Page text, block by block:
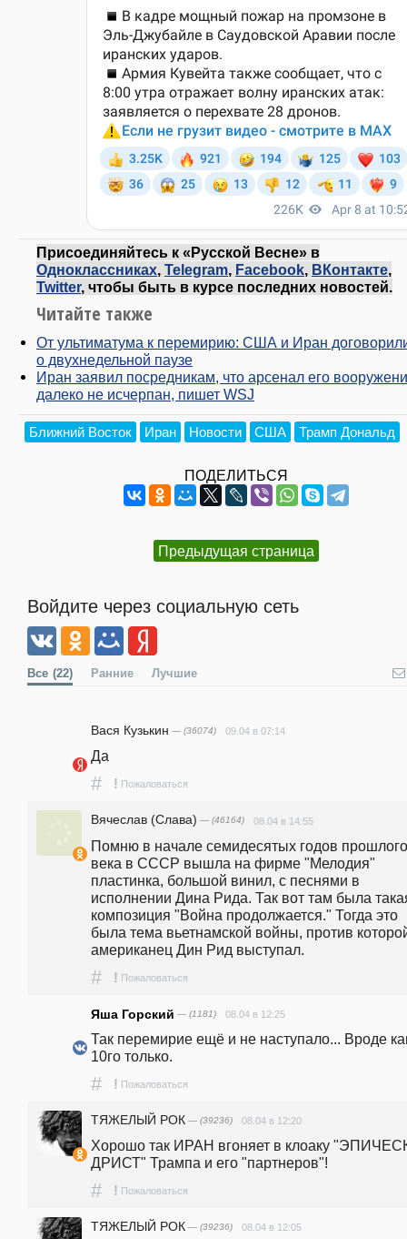
Присоединяйтесь к «Русской Весне» в
Одноклассниках, Telegram, Facebook, ВКонтакте,
Twitter, чтобы быть в курсе последних новостей.
Читайте также
От ультиматума к перемирию: США и Иран
о двухнедельной паузе
​Иран заявил посредникам, что арсенал его
далеко не исчерпан, пишет WSJ
Ближний Восток Иран Новости США Трамп Дональд
ПОДЕЛИТЬСЯ
Предыдущая страница
Войдите через социальную сеть
Все (22) Ранние Лучшие
Вася Кузькин — (36074) 09.04 в 07:14
Да
# ! Пожаловаться
Вячеслав (Слава) — (46164) 08.04 в 14:55
Помню в начале семидесятых годов прошлого
века в СССР вышла на фирме "Мелодия"
пластинка, большой винил, с песнями в
исполнении Дина Рида. Так вот там была
композиция "Война продолжается." Тогда это
была тема вьетнамской войны, против
американец Дин Рид выступал.
# ! Пожаловаться
Яша Горский — (1181) 08.04 в 12:25
Так перемирие ещё и не наступало... Вроде
10го только.
# ! Пожаловаться
ТЯЖЕЛЫЙ РОК — (39236) 08.04 в 12:20
Хорошо так ИРАН вгоняет в клоаку
ДРИСТ" Трампа и его "партнеров"!
# ! Пожаловаться
ТЯЖЕЛЫЙ РОК — (39236) 08.04 в 12:05